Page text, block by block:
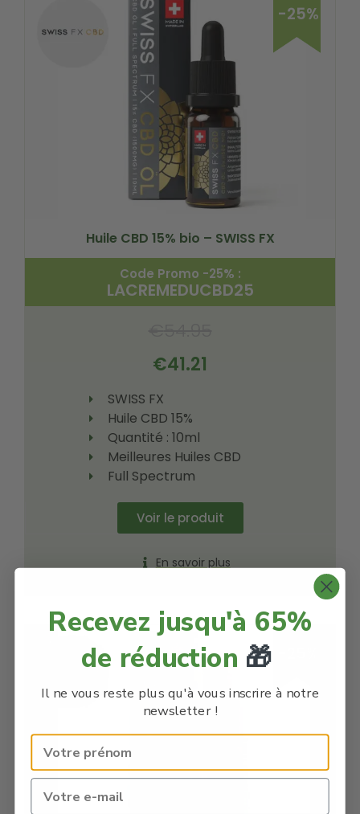
-25%
Huile CBD 15% bio – SWISS FX
Code Promo -25% :
LACREMEDUCBD25
€41.21
SWISS FX
Huile CBD 15%
Quantité : 10ml
Meilleures Huiles CBD
Full Spectrum
Voir le produit
En savoir plus
Recevez jusqu'à 65%
de réduction 🎁
Il ne vous reste plus qu'à vous inscrire à notre
newsletter !